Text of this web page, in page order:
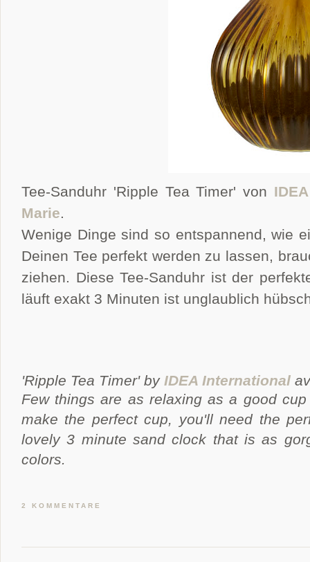
Tee-Sanduhr 'Ripple Tea Timer' von
Marie.
Wenige Dinge sind so entspannend, wie
Deinen Tee perfekt werden zu lassen,
ziehen. Diese Tee-Sanduhr ist der
läuft exakt 3 Minuten ist unglaublich
'Ripple Tea Timer' by IDEA International
Few things are as relaxing as a good
make the perfect cup, you'll need the
lovely 3 minute sand clock that is as
colors.
2 KOMMENTARE